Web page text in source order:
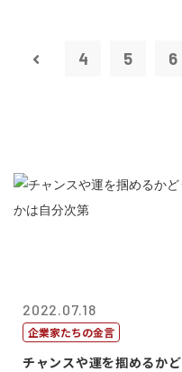
4 5 6
2022.07.18
企業家たちの金言
チャンスや運を掴めるかど